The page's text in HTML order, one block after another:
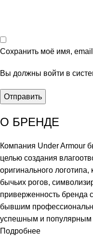
Сохранить моё имя,
Вы должны войти в
О БРЕНДЕ
Компания Under Armour
целью создания
оригинального
бычьих рогов,
приверженность бренда
бывшим
успешным и популярным
Подробнее